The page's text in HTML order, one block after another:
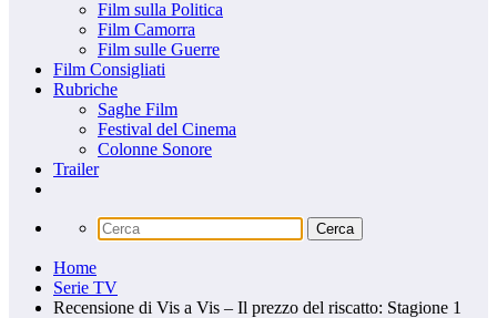
Film sulla Politica
Film Camorra
Film sulle Guerre
Film Consigliati
Rubriche
Saghe Film
Festival del Cinema
Colonne Sonore
Trailer
Home
Serie TV
Recensione di Vis a Vis – Il prezzo del riscatto: Stagione 1